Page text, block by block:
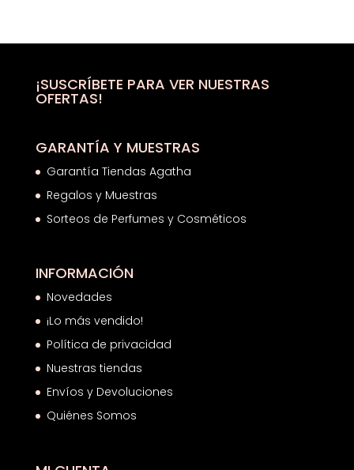
era:
es:
¡SUSCRÍBETE PARA VER NUESTRAS
OFERTAS!
GARANTÍA Y MUESTRAS
Garantía Tiendas Agatha
Regalos y Muestras
Sorteos de Perfumes y Cosméticos
INFORMACIÓN
Novedades
¡Lo más vendido!
Política de privacidad
Nuestras tiendas
Envíos y Devoluciones
Quiénes Somos